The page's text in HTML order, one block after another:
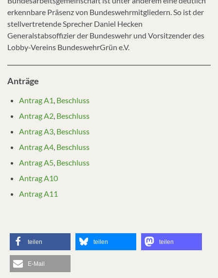
erkennbare Präsenz von Bundeswehrmitgliedern. So ist der
stellvertretende Sprecher Daniel Hecken
Generalstabsoffizier der Bundeswehr und Vorsitzender des
Lobby-Vereins BundeswehrGrün e.V.
Anträge
Antrag A1, Beschluss
Antrag A2, Beschluss
Antrag A3, Beschluss
Antrag A4, Beschluss
Antrag A5, Beschluss
Antrag A10
Antrag A11
teilen teilen teilen
E-Mail